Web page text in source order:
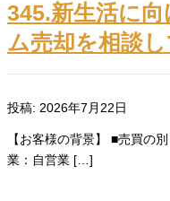
345.新生活に
ム売却を相談し
投稿: 2026年7月22日
【お客様の背景】 ■売買の
業：自営業 […]